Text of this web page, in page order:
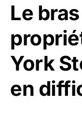
Le
York
en